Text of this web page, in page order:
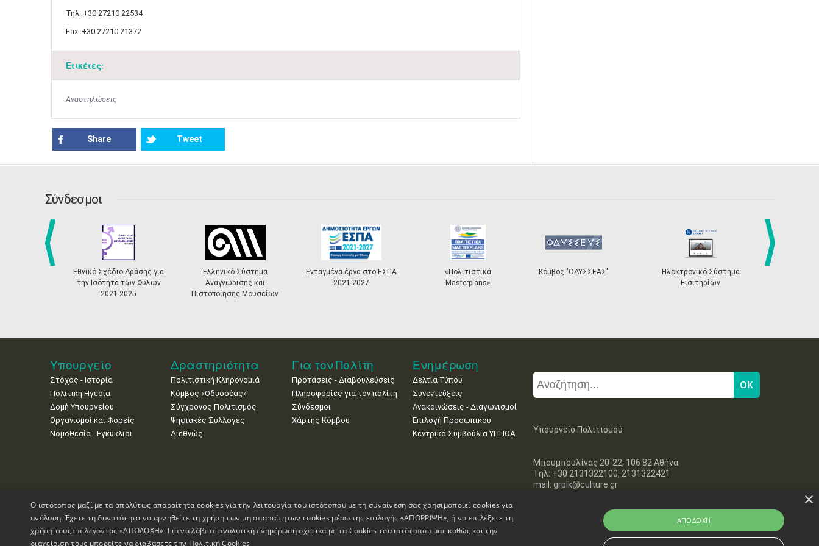
Τηλ: +30 27210 22534
Fax: +30 27210 21372
Ετικέτες:
Αναστηλώσεις
Share Tweet
Σύνδεσμοι
Εθνικό Σχέδιο Δράσης για
την Ισότητα των Φύλων
2021-2025
Ελληνικό Σύστημα
Αναγνώρισης και
Πιστοποίησης Μουσείων
Ενταγμένα έργα στο ΕΣΠΑ
2021-2027
«Πολιτιστικά
Masterplans»
Κόμβος "ΟΔΥΣΣΕΑΣ"
Ηλεκτρονικό Σύστημα
Εισιτηρίων
Υπουργείο
Στόχος - Ιστορία
Πολιτική Ηγεσία
Δομή Υπουργείου
Οργανισμοί και Φορείς
Νομοθεσία - Εγκύκλιοι
Δραστηριότητα
Πολιτιστική Κληρονομιά
Κόμβος «Οδυσσέας»
Σύγχρονος Πολιτισμός
Ψηφιακές Συλλογές
Διεθνώς
Για τον Πολίτη
Προτάσεις - Διαβουλεύσεις
Πληροφορίες για τον πολίτη
Σύνδεσμοι
Χάρτης Κόμβου
Ενημέρωση
Δελτία Τύπου
Συνεντεύξεις
Ανακοινώσεις - Διαγωνισμοί
Επιλογή Προσωπικού
Κεντρικά Συμβούλια ΥΠΠΟΑ
Υπουργείο Πολιτισμού
Μπουμπουλίνας 20-22, 106 82 Αθήνα
Τηλ: +30 2131322100, 2131322421
mail: grplk@culture.gr
×
Ο ιστότοπος μαζί με τα απολύτως απαραίτητα cookies για την λειτουργία του ιστότοπου με τη συναίνεση σας χρησιμοποιεί cookies για
ανάλυση. Έχετε τη δυνατότητα να αρνηθείτε τη χρήση των μη απαραίτητων cookies μέσω της επιλογής «ΑΠΟΡΡΙΨΗ», ή να επιλέξετε τη
χρήση τους επιλέγοντας «ΑΠΟΔΟΧΗ». Για να λάβετε αναλυτική ενημέρωση σχετικά με τα Cookies του ιστότοπου μας καθώς και την
διαχείριση τους μπορείτε να διαβάσετε την Πολιτική Cookies
ΑΠΟΔΟΧΉ